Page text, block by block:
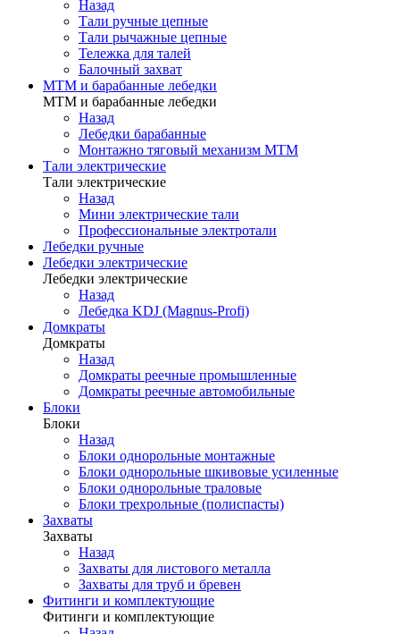
Назад
Тали ручные цепные
Тали рычажные цепные
Тележка для талей
Балочный захват
МТМ и барабанные лебедки
МТМ и барабанные лебедки
Назад
Лебедки барабанные
Монтажно тяговый механизм МТМ
Тали электрические
Тали электрические
Назад
Мини электрические тали
Профессиональные электротали
Лебедки ручные
Лебедки электрические
Лебедки электрические
Назад
Лебедка KDJ (Magnus-Profi)
Домкраты
Домкраты
Назад
Домкраты реечные промышленные
Домкраты реечные автомобильные
Блоки
Блоки
Назад
Блоки однорольные монтажные
Блоки однорольные шкивовые усиленные
Блоки однорольные траловые
Блоки трехрольные (полиспасты)
Захваты
Захваты
Назад
Захваты для листового металла
Захваты для труб и бревен
Фитинги и комплектующие
Фитинги и комплектующие